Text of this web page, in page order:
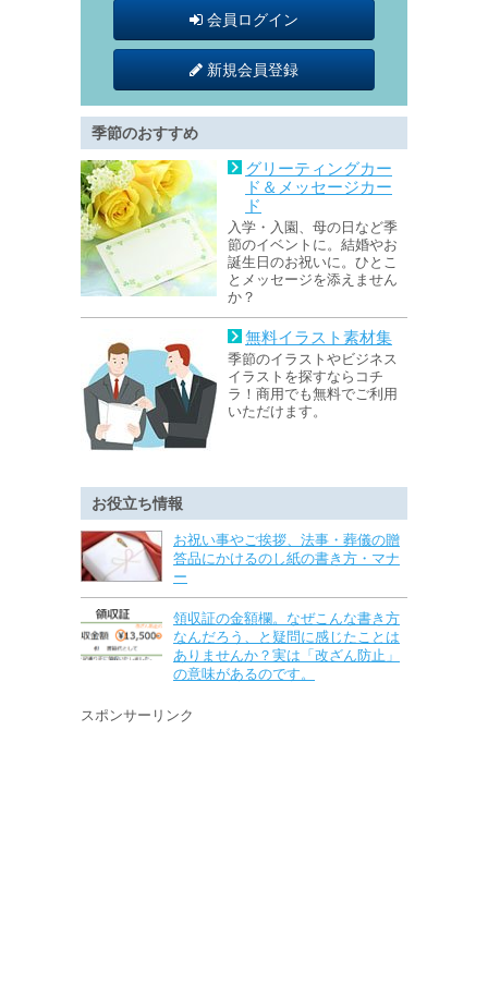
会員ログイン
新規会員登録
季節のおすすめ
グリーティングカー
ド＆メッセージカー
ド
入学・入園、母の日など季
節のイベントに。結婚やお
誕生日のお祝いに。ひとこ
とメッセージを添えません
か？
無料イラスト素材集
季節のイラストやビジネス
イラストを探すならコチ
ラ！商用でも無料でご利用
いただけます。
お役立ち情報
お祝い事やご挨拶、法事・葬儀の贈
答品にかけるのし紙の書き方・マナ
ー
領収証の金額欄。なぜこんな書き方
なんだろう、と疑問に感じたことは
ありませんか？実は「改ざん防止」
の意味があるのです。
スポンサーリンク